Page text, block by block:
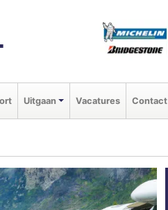
Uitgaan Vacatures Contact